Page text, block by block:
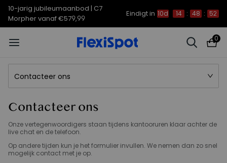
10-jarig jubileumaanbod | C7
Morpher vanaf €579,99
Eindigt in 10d 14 : 48 : 52
0
Contacteer ons
Contacteer ons
Onze vertegenwoordigers staan tijdens kantooruren klaar achter de
live chat en de telefoon.
Op andere tijden kun je het formulier invullen. We nemen dan zo snel
mogelijk contact met je op.